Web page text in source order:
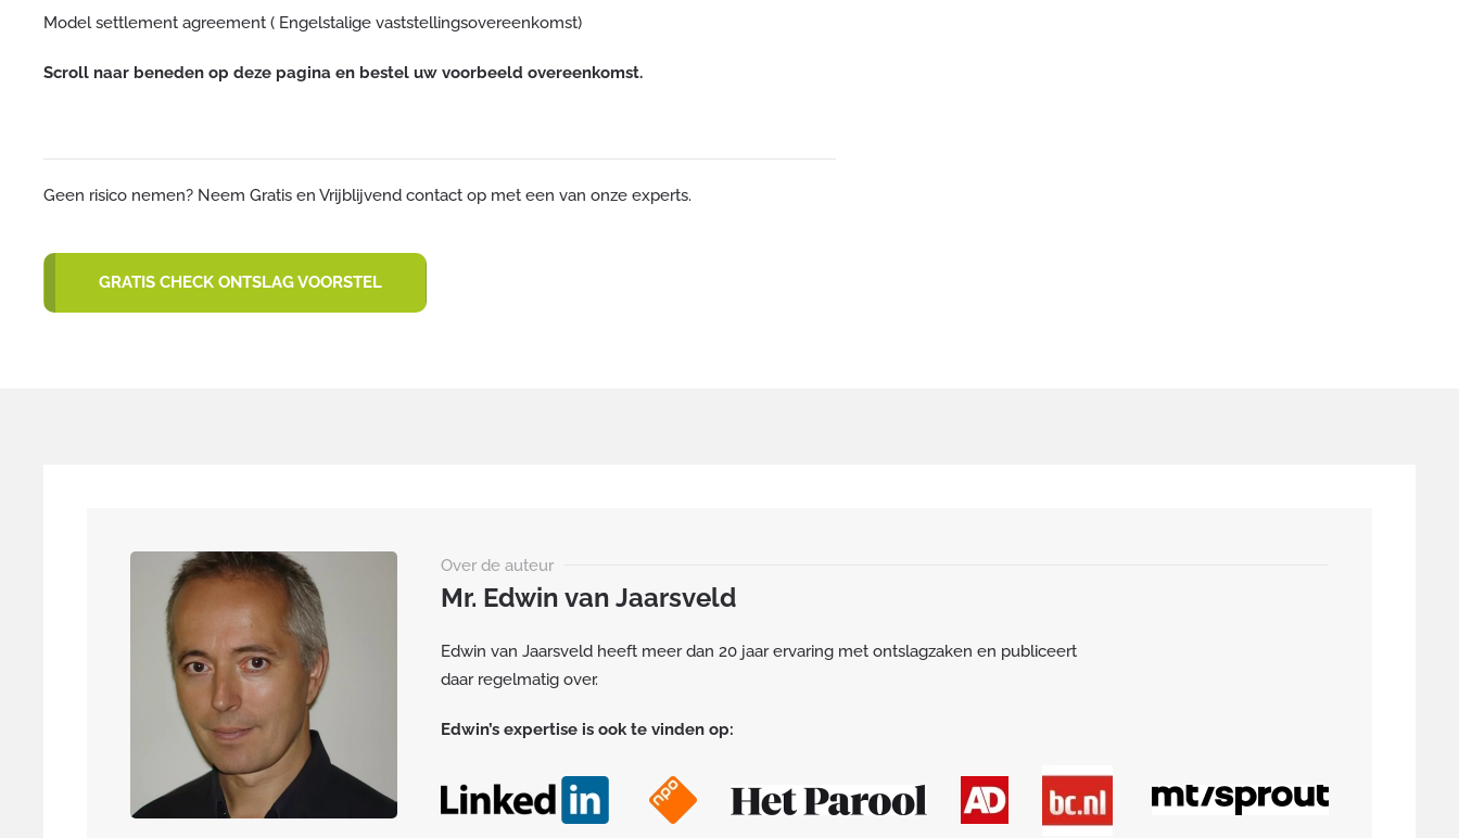
Model settlement agreement ( Engelstalige vaststellingsovereenkomst)
Scroll naar beneden op deze pagina en bestel uw voorbeeld overeenkomst.
Geen risico nemen? Neem Gratis en Vrijblijvend contact op met een van onze experts.
GRATIS CHECK ONTSLAG VOORSTEL
Over de auteur
Mr. Edwin van Jaarsveld
Edwin van Jaarsveld heeft meer dan 20 jaar ervaring met ontslagzaken en publiceert
daar regelmatig over.
Edwin’s expertise is ook te vinden op: